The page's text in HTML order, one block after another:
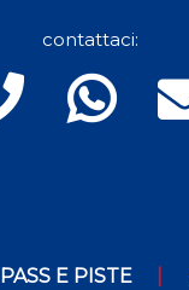
contattaci:
E PISTE